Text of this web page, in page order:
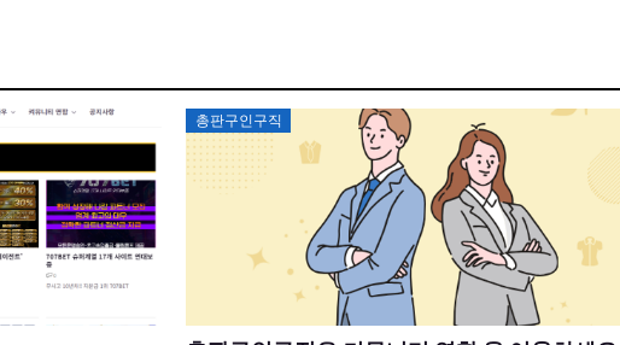
총판구인구직
Posted
on